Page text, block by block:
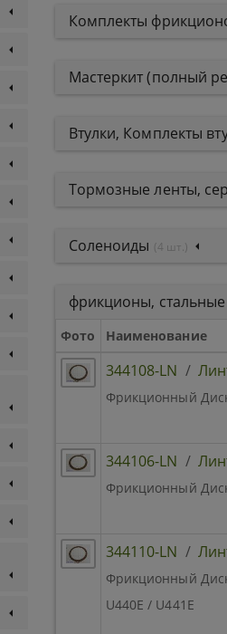
Комплекты
Мастеркит (полный
Втулки, Комплекты
Тормозные ленты,
Соленоиды (4 шт.)
фрикционы,
Фото Наименование
344108-LN /
Фрикционный
344106-LN /
Фрикционный
344110-LN /
Фрикционный
U440E / U441E